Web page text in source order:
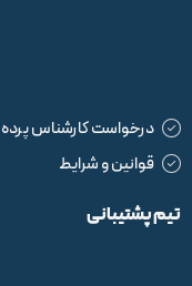
درخواست کارشناس پرده
قوانین و شرایط
تیم پشتیبانی